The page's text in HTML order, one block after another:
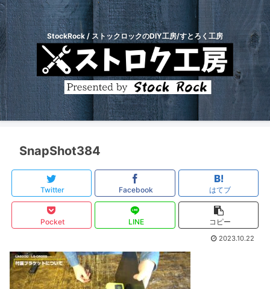
StockRock / ストックロックのDIY工房/すとろく工房
SnapShot384
Twitter Facebook はてブ
Pocket LINE コピー
2023.10.22